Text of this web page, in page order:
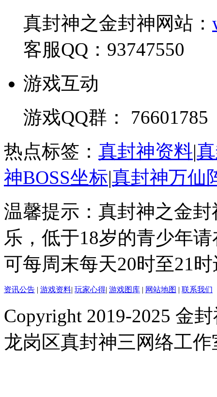
真封神之金封神网站：
客服QQ：93747550
游戏互动
游戏QQ群： 76601785
热点标签： 真封神资料|
神BOSS坐标|真封神万仙
温馨提示：真封神之金
乐，低于18岁的青少年
可每周末每天20时至21
资讯公告 | 游戏资料| 玩家心得| 游戏图库 | 网站地图 | 联系我们
Copyright 2019-2025 金
龙岗区真封神三网络工